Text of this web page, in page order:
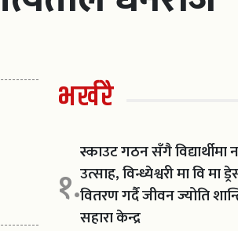
भर्खरै
१.
स्काउट गठन सँगै विद्यार्थीमा
उत्साह, विन्ध्येश्वरी मा वि मा
वितरण गर्दै जीवन ज्योति
सहारा केन्द्र